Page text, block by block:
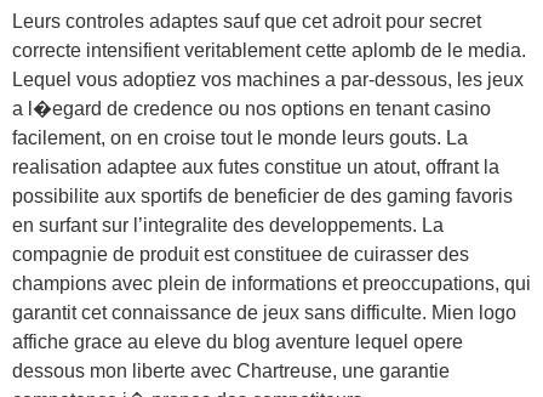
Leurs controles adaptes sauf que cet adroit pour secret
correcte intensifient veritablement cette aplomb de le media.
Lequel vous adoptiez vos machines a par-dessous, les jeux
a l�egard de credence ou nos options en tenant casino
facilement, on en croise tout le monde leurs gouts. La
realisation adaptee aux futes constitue un atout, offrant la
possibilite aux sportifs de beneficier de des gaming favoris
en surfant sur l’integralite des developpements. La
compagnie de produit est constituee de cuirasser des
champions avec plein de informations et preoccupations, qui
garantit cet connaissance de jeux sans difficulte. Mien logo
affiche grace au eleve du blog aventure lequel opere
dessous mon liberte avec Chartreuse, une garantie